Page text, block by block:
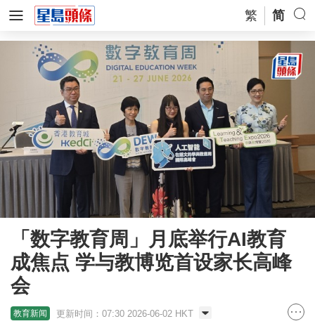
繁 简
「数字教育周」月底举行AI教育
成焦点 学与教博览首设家长高峰
会
教育新闻 更新时间：07:30 2026-06-02 HKT